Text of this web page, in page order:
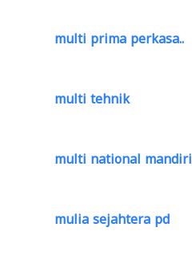
multi prima perkasa..
multi tehnik
multi national mandiri
mulia sejahtera pd